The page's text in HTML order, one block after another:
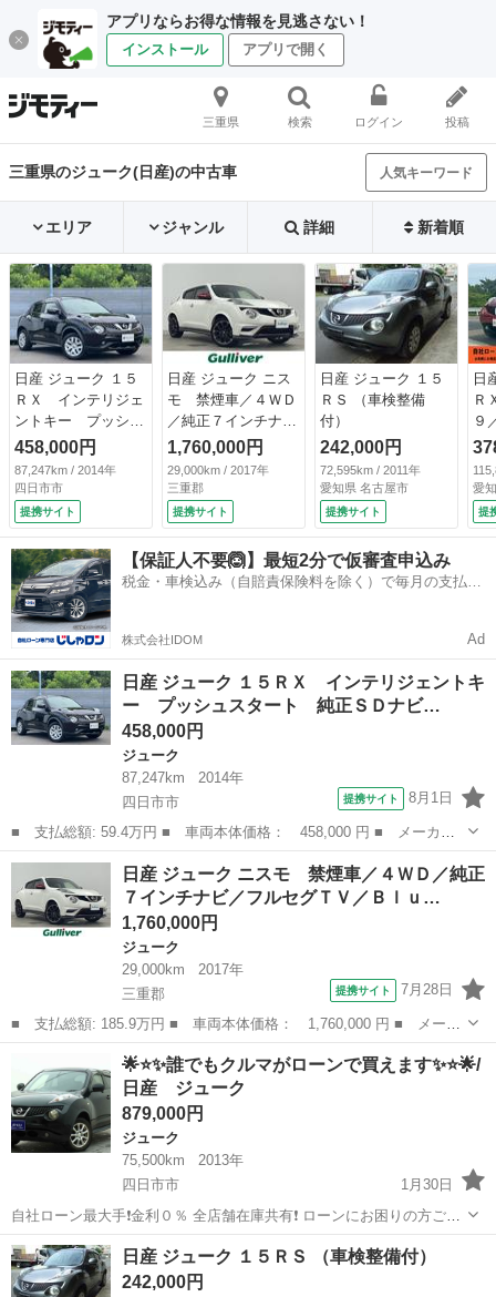
アプリならお得な情報を見逃さない！
インストール アプリで開く
三重県 検索 ログイン 投稿
三重県のジューク(日産)の中古車 人気キーワード
エリア ジャンル 詳細 新着順
日産 ジューク １５
ＲＸ インテリジェ
ントキー プッシュ
スタート 純正ＳＤ
ナビ フルセグＴ
Ｖ Ｂｌｕｅｔｏｏ
ｔｈ バックカメ
ラ 純正ＥＴＣ 前
後ドライブレコーダ
ー 電動格納ミラ
ー 衝突安全ボデ
ィ 盗難防止システ
ム （検9.11）
458,000円
87,247km / 2014年
四日市市
提携サイト
日産 ジューク ニス
モ 禁煙車／４ＷＤ
／純正７インチナビ
／フルセグＴＶ／Ｂ
ｌｕｅｔｏｏｔｈ／
ＣＤ／ＤＶＤ／ＳＤ
／全方位カメラ／ド
ライブレコーダー／
ＥＴＣ／ニスモ専用
エアロ／ＮＩＳＭＯ
専用スエード調シー
ＡＷ （なし）
1,760,000円
29,000km / 2017年
三重郡
提携サイト
日産 ジューク １５
ＲＳ （車検整備
付）
242,000円
72,595km / 2011年
愛知県 名古屋市
提携サイト
日
Ｒ
９
ス
バ
ｕ
Ｔ
愛
提
【保証人不要🙆】最短2分で仮審査申込み
税金・車検込み（自賠責保険料を除く）で毎月の支払額
株式会社IDOM Ad
日産 ジューク １５ＲＸ インテリジェントキ
ー プッシュスタート 純正ＳＤナビ…
458,000円
ジューク
87,247km
2014年
四日市市
提携サイト 8月1日
■ 支払総額: 59.4万円 ■ 車両本体価格： 458,000 円 ■ メーカー
名： 日産 ■ 車種名： ジューク ■ グレード名： １５ＲＸ イ
ンテリジェントキー プッシュスタート 純正ＳＤナビ フルセグＴ
Ｖ Ｂｌｕｅ...
三重 四日市市
日産 ジューク ニスモ 禁煙車／４ＷＤ／純正
７インチナビ／フルセグＴＶ／Ｂｌｕ…
1,760,000円
ジューク
29,000km
2017年
三重郡
提携サイト 7月28日
■ 支払総額: 185.9万円 ■ 車両本体価格： 1,760,000 円 ■ メーカ
ー名： 日産 ■ 車種名： ジューク ■ グレード名： ニスモ 禁
煙車／４ＷＤ／純正７インチナビ／フルセグＴＶ／Ｂｌｕｅｔｏｏｔ
ｈ／ＣＤ...
三重郡 ジューク
🌟⭐️✨誰でもクルマがローンで買えます✨⭐️🌟/
日産 ジューク
879,000円
ジューク
75,500km
2013年
四日市市
1月30日
自社ローン最大手❗️金利０％ 全店舗在庫共有❗️ ローンにお困りの方ご相
談ください❗️❗️・勤続年数の短い方🆗 ・自営業をされている方🆗 ・専業
主婦をされている方🆗 ・自己破産・任意整理等の債務整理のご経験の
ある...
三重 四日市市
日産 ジューク １５ＲＳ （車検整備付）
242,000円